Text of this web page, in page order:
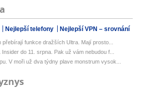
Nejlepší telefony Nejlepší VPN – srovnání
přebírají funkce dražších Ultra. Mají prosto...
do 11. srpna. Pak už vám nebudou f...
V moři už dva týdny plave monstrum vysok...